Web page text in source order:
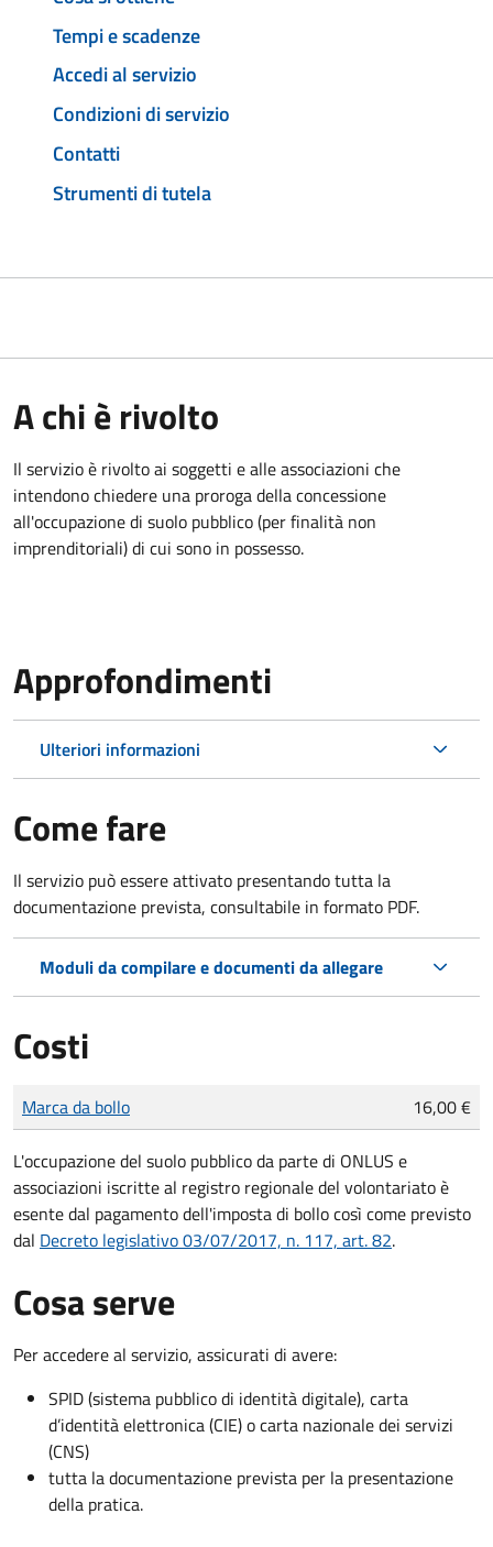
Tempi e scadenze
Accedi al servizio
Condizioni di servizio
Contatti
Strumenti di tutela
A chi è rivolto
Il servizio è rivolto ai soggetti e alle associazioni che
intendono chiedere una proroga della concessione
all'occupazione di suolo pubblico (per finalità non
imprenditoriali) di cui sono in possesso.
Approfondimenti
Ulteriori informazioni
Come fare
Il servizio può essere attivato presentando tutta la
documentazione prevista, consultabile in formato PDF.
Moduli da compilare e documenti da allegare
Costi
Tipo di pagamento
Importo
Marca da bollo 16,00 €
L'occupazione del suolo pubblico da parte di ONLUS e
associazioni iscritte al registro regionale del volontariato è
esente dal pagamento dell'imposta di bollo così come previsto
dal Decreto legislativo 03/07/2017, n. 117, art. 82.
Cosa serve
Per accedere al servizio, assicurati di avere:
SPID (sistema pubblico di identità digitale), carta
d’identità elettronica (CIE) o carta nazionale dei servizi
(CNS)
tutta la documentazione prevista per la presentazione
della pratica.